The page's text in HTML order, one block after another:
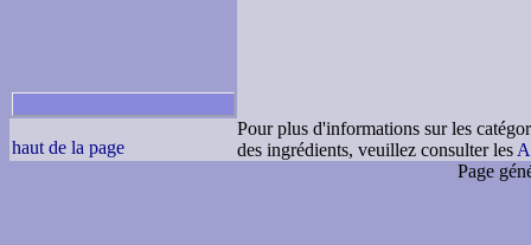
haut de la page
Pour plus d'informations sur les
des ingrédients, veuillez consulter les
Page